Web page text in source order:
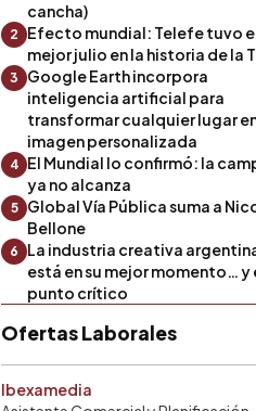
cancha)
2
Efecto mundial: Telefe tuvo
mejor julio en la historia de la
3
Google Earth incorpora
inteligencia artificial para
transformar cualquier lugar
imagen personalizada
4 El Mundial lo confirmó: la
ya no alcanza
5
Global Vía Pública suma a
Bellone
6
La industria creativa
está en su mejor momento… y
punto crítico
Ofertas Laborales
Ibexamedia